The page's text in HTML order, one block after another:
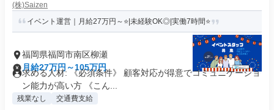
(株)Saizen
イベント運営｜月給27万円～⭐|未経験OK◎|実働7時間⭐
福岡県福岡市南区柳瀬
月給27万円～105万円
求める人材: 《必須条件》 顧客対応が得意でコミュニケーショ
ン能力が高い方 《こん...
残業なし 交通費支給